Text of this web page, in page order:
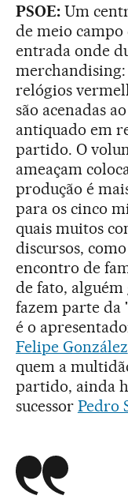
PSOE:Um
de meio campo
entrada onde
merchandising:
relógios
são acenadas
antiquado em
partido. O
ameaçam
produção é
para os cinco
quais muitos
discursos,
encontro de
de fato,
fazem parte da
é o
Felipe González
quem a
partido, ainda
sucessor Pedro